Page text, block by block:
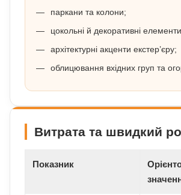
паркани та колони;
цокольні й декоративні
архітектурні акценти екстер’єру;
облицювання вхідних груп та
Витрата та швидкий
Показник